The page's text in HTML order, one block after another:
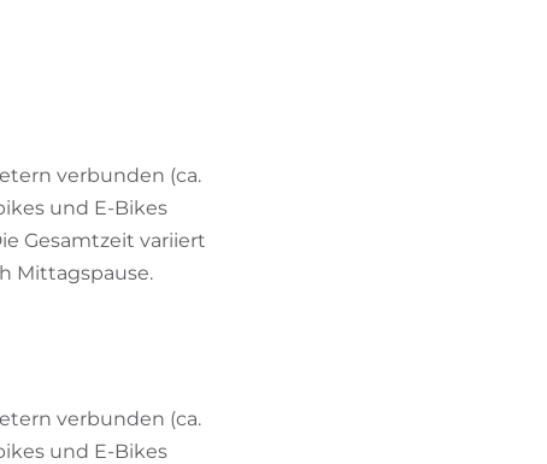
verbunden (ca.
und E-Bikes
Gesamtzeit variiert
Mittagspause.
verbunden (ca.
und E-Bikes